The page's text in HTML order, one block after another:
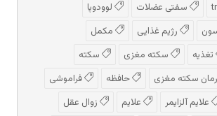
سفتی عضلات
لوودوپا
رژیم غذایی
مکمل
تغذیه سکته مغزی
سکته
سکته مغزی حافظه
فراموشی
علایم آلزایمر علایم
زوال عقل